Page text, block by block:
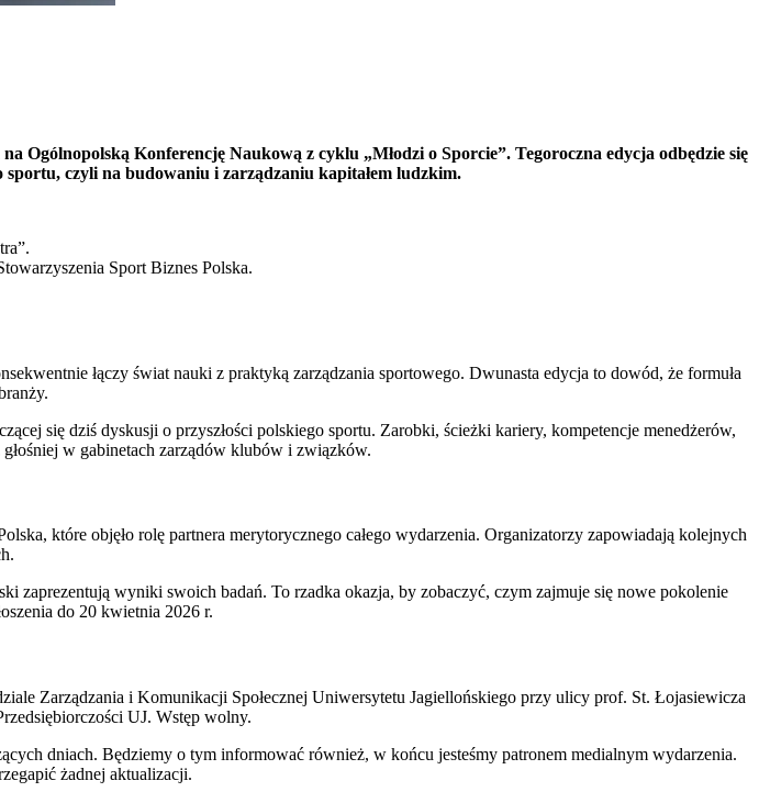
Ogólnopolską Konferencję Naukową z cyklu „Młodzi o Sporcie”. Tegoroczna edycja odbędzie się
czyli na budowaniu i zarządzaniu kapitałem ludzkim.
Sport Biznes Polska.
łączy świat nauki z praktyką zarządzania sportowego. Dwunasta edycja to dowód, że formuła
się dziś dyskusji o przyszłości polskiego sportu. Zarobki, ścieżki kariery, kompetencje menedżerów,
w gabinetach zarządów klubów i związków.
które objęło rolę partnera merytorycznego całego wydarzenia. Organizatorzy zapowiadają kolejnych
zaprezentują wyniki swoich badań. To rzadka okazja, by zobaczyć, czym zajmuje się nowe pokolenie
do 20 kwietnia 2026 r.
Zarządzania i Komunikacji Społecznej Uniwersytetu Jagiellońskiego przy ulicy prof. St. Łojasiewicza
UJ. Wstęp wolny.
dniach. Będziemy o tym informować również, w końcu jesteśmy patronem medialnym wydarzenia.
żadnej aktualizacji.